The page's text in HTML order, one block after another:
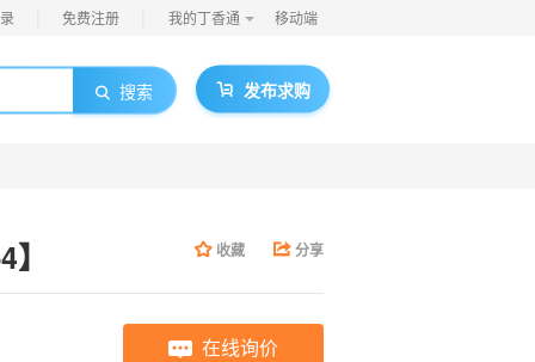
免费注册 我的丁香通 移动端
搜索 发布求购
收藏 分享
在线询价